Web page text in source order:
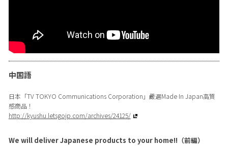
中国語
日本「TV TOKYO Communications Corporation」嚴選Made In Japan高質
感商品！
http://kyushu.letsgojp.com/archives/24125/
We will deliver Japanese products to your home!!（前編）